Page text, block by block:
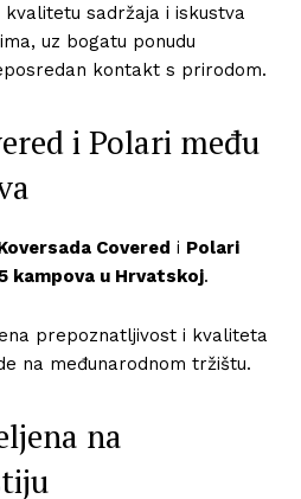
sadržaja i iskustva
uz bogatu ponudu
kontakt s prirodom.
i Polari među
Covered i Polari
kampova u Hrvatskoj.
prepoznatljivost i kvaliteta
na međunarodnom tržištu.
na